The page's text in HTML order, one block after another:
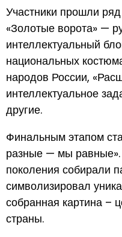
Участники прошли
«Золотые ворота» —
интеллектуальный
национальных
народов России,
интеллектуальное
другие.
Финальным этапом
разные — мы равные».
поколения собирали
символизировал
собранная картина –
страны.